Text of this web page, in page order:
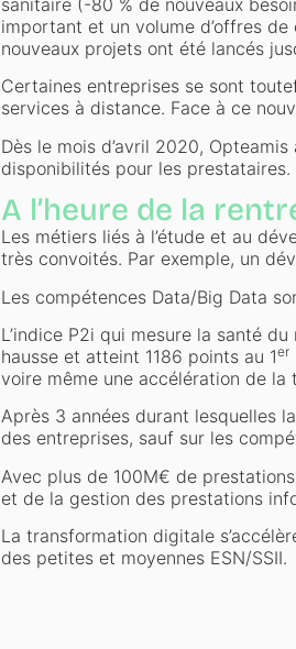
important et un volume d’offres
nouveaux projets ont été lancés
Certaines entreprises se sont
services à distance. Face à ce
Dès le mois d’avril 2020,
disponibilités pour les prestataires.
A l’heure de la
Les métiers liés à l’étude et au
très convoités. Par exemple, un
Les compétences Data/Big Data
L’indice P2i qui mesure la santé
hausse et atteint 1186 points au 1er
voire même une accélération de
Après 3 années durant lesquelles
des entreprises, sauf sur les
Avec plus de 100M€ de
et de la gestion des prestations
La transformation digitale
des petites et moyennes ESN/SSII.